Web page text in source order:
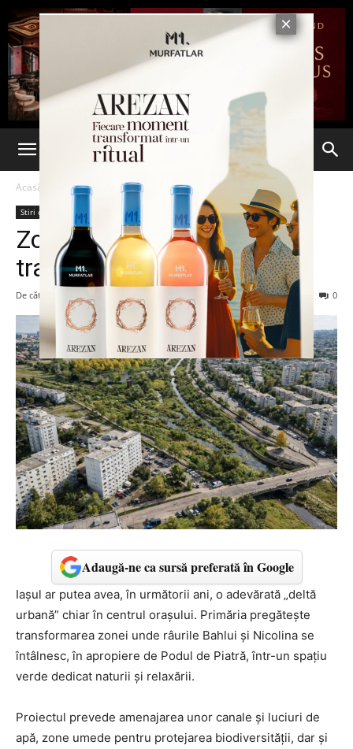
Acasă Stiri din Iasi
Stiri din Iasi Ultima oră
Zona Bahlui–Nicolina va fi
transformată într-o deltă
De către Eva MIRON 8 iulie 2026 0
109
Adaugă-ne ca sursă preferată în Google
Iașul ar putea avea, în următorii ani, o adevărată „deltă
urbană” chiar în centrul orașului. Primăria pregătește
transformarea zonei unde râurile Bahlui și Nicolina se
întâlnesc, în apropiere de Podul de Piatră, într-un spațiu
verde dedicat naturii și relaxării.
Proiectul prevede amenajarea unor canale și luciuri de
apă, zone umede pentru protejarea biodiversității, dar și